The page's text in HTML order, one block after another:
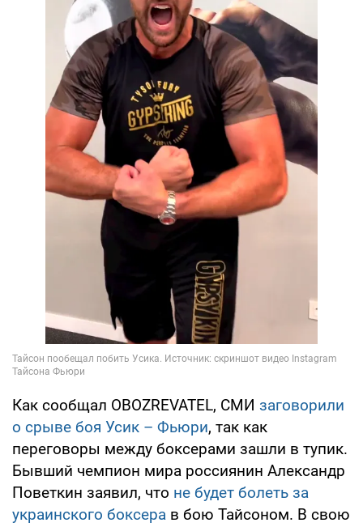
Как сообщал OBOZREVATEL, СМИ заговорили
о срыве боя Усик – Фьюри, так как
переговоры между боксерами зашли в тупик.
Бывший чемпион мира россиянин Александр
Поветкин заявил, что не будет болеть за
украинского боксера в бою Тайсоном. В свою